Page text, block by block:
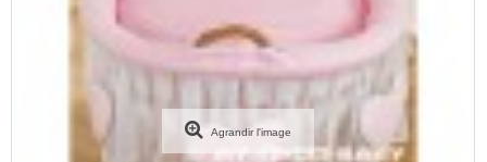
Agrandir l'image